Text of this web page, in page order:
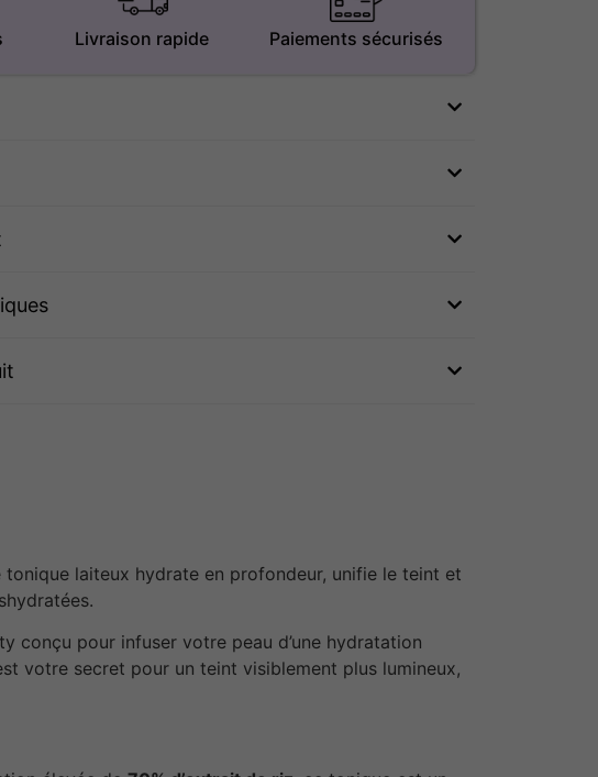
Livraison rapide Paiements sécurisés
tonique laiteux hydrate en profondeur, unifie le teint et
conçu pour infuser votre peau d’une hydratation
votre secret pour un teint visiblement plus lumineux,